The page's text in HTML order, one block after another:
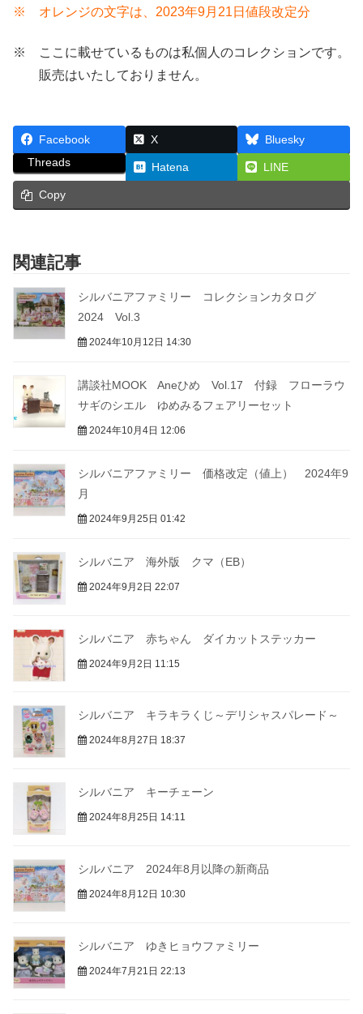
※ オレンジの文字は、2023年9月21日値段改定分
※ ここに載せているものは私個人のコレクションです。
販売はいたしておりません。
Facebook X
Bluesky
Threads
Hatena LINE
Copy
関連記事
シルバニアファミリー コレクションカタログ
2024 Vol.3
2024年10月12日 14:30
講談社MOOK Aneひめ Vol.17 付録 フローラウ
サギのシエル ゆめみるフェアリーセット
2024年10月4日 12:06
シルバニアファミリー 価格改定（値上） 2024年9
月
2024年9月25日 01:42
シルバニア 海外版 クマ（EB）
2024年9月2日 22:07
シルバニア 赤ちゃん ダイカットステッカー
2024年9月2日 11:15
シルバニア キラキラくじ～デリシャスパレード～
2024年8月27日 18:37
シルバニア キーチェーン
2024年8月25日 14:11
シルバニア 2024年8月以降の新商品
2024年8月12日 10:30
シルバニア ゆきヒョウファミリー
2024年7月21日 22:13